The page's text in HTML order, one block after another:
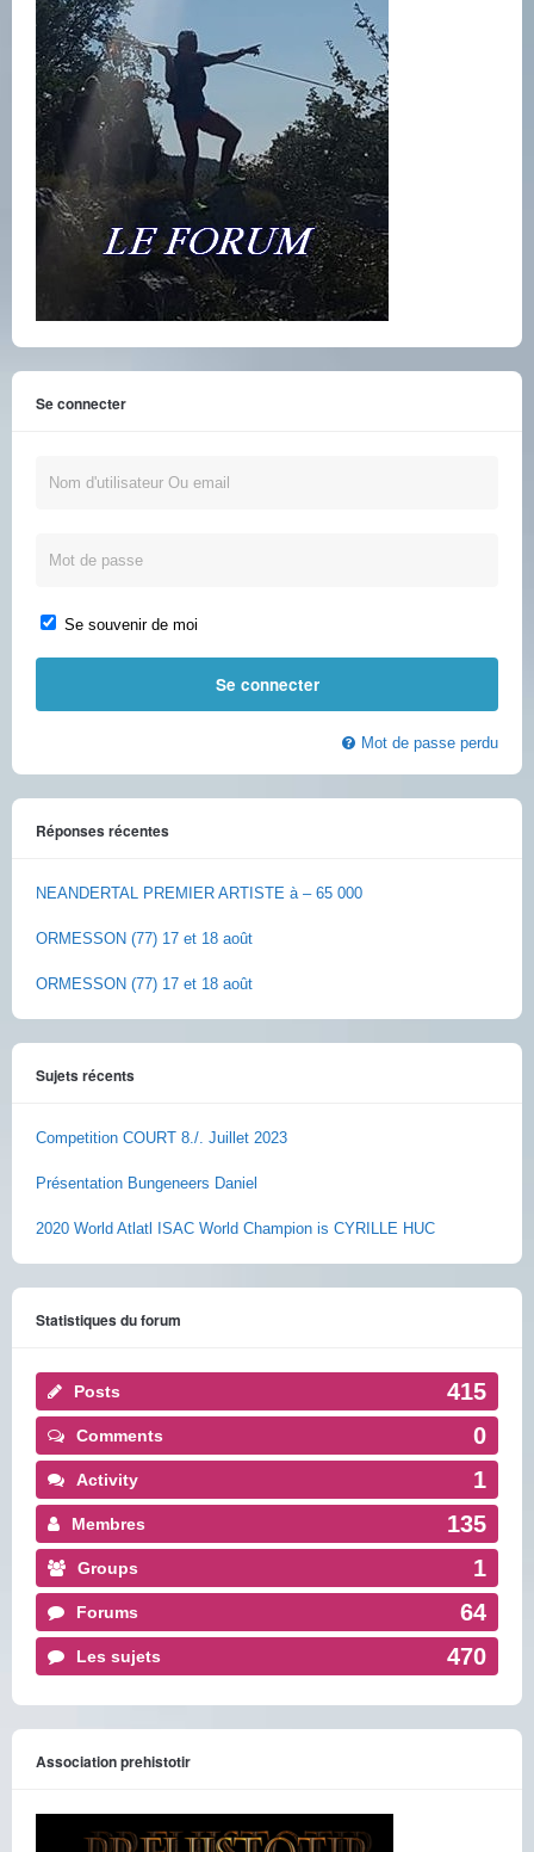
Se connecter
Se souvenir de moi
Mot de passe perdu
Réponses récentes
NEANDERTAL PREMIER ARTISTE à – 65 000
ORMESSON (77) 17 et 18 août
ORMESSON (77) 17 et 18 août
Sujets récents
Competition COURT 8./. Juillet 2023
Présentation Bungeneers Daniel
2020 World Atlatl ISAC World Champion is CYRILLE HUC
Statistiques du forum
Posts 415
Comments 0
Activity 1
Membres 135
Groups 1
Forums 64
Les sujets 470
Association prehistotir